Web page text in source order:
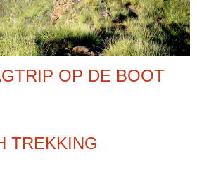
OP DE BOOT
TREKKING